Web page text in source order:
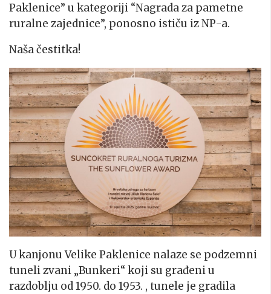
Paklenice” u kategoriji “Nagrada za pametne
ruralne zajednice”, ponosno ističu iz NP-a.
Naša čestitka!
U kanjonu Velike Paklenice nalaze se podzemni
tuneli zvani „Bunkeri“ koji su građeni u
razdoblju od 1950. do 1953. , tunele je gradila